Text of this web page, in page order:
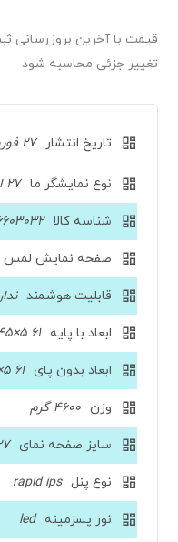
قیمت‌ با آخرین بروزرسانی
تغییر جزئی محاسبه شود
تاریخ انتشار 27 فوریه 2026
نوع نمایشگر ما 27 اینچ و بزرگتر
شناسه کالا
صفحه نمایش لمس
قابلیت هوشمند
ابعاد با پایه 61 5×45 3×19 3 سانتیمتر
ابعاد بدون پای 61 5×36 9×6 سانتیمتر
وزن 4600 گرم
سایز صفحه نمای 27
نوع پنل rapid ips
نور پسزمینه led